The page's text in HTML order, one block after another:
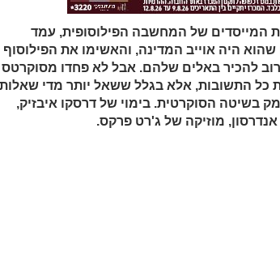
המייסדים של המחשבה הפילוסופית, עמד
היה אוייב המדינה, והאשימו את הפילוסוף
להכיר באלים שלהם. אבל לא פחדו מסוקרטס
כל התשובות, אלא בגלל ששאל יותר מדי
בשיטה הסוקרטית. בימוי של דרסקו איבזיק,
אנדרסון, מוזיקה של ג'רט פרקס.